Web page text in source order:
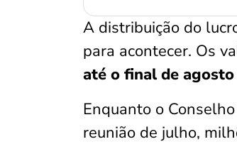
A distribuição do
para acontecer. Os
até o final de
Enquanto o
reunião de julho,